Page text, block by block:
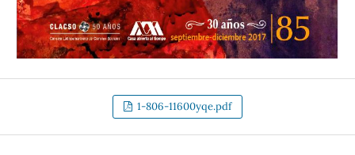
1-806-11600yqe.pdf